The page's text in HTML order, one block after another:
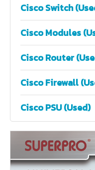
Cisco Switch
Cisco Modules
Cisco Router
Cisco Firewall
Cisco PSU (Used)